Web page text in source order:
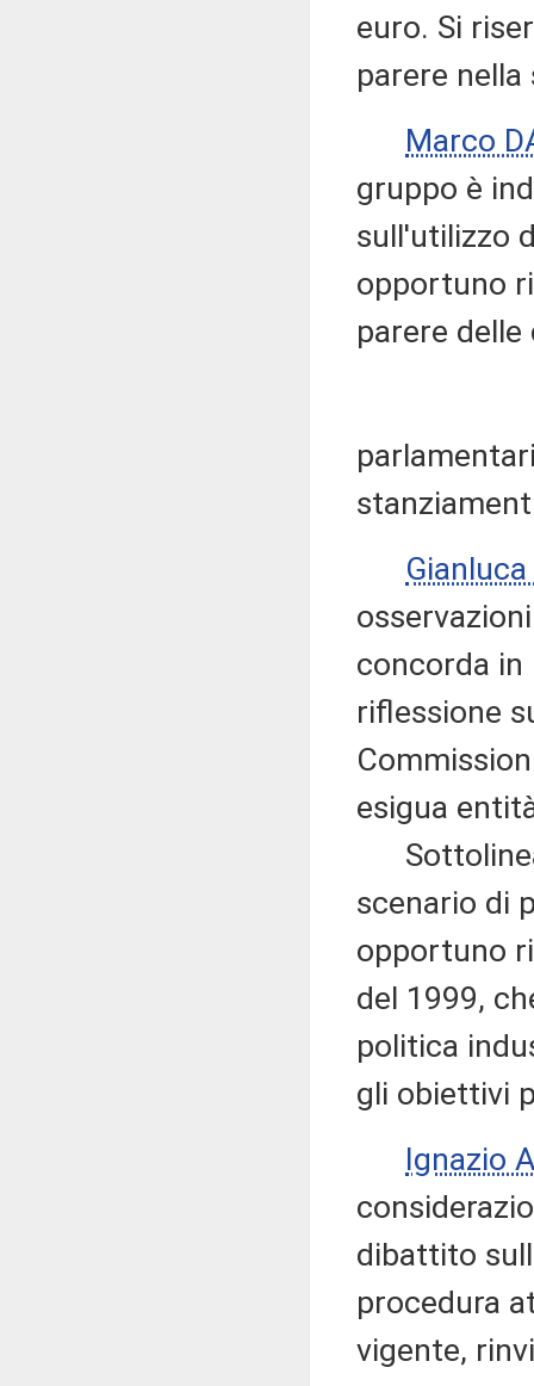
euro. Si
parere
Marco
gruppo è
sull'utilizzo
opportuno
parere
concorda
riflessione
esigua
scenario di
opportuno
del 1999,
politica
gli obiettivi
Ignazio
dibattito
procedura
vigente,